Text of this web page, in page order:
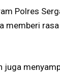
Polres
memberi